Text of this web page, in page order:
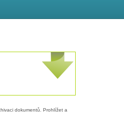
dokumentů. Prohlížet a